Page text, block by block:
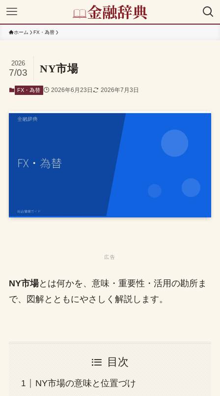
ホーム FX・為替
NY市場
2026
7/03
FX・為替 2026年6月23日 2026年7月3日
NY市場とは何かを、意味・重要性・活用の勘所ま
で、図解とともにやさしく解説します。
目次
NY市場の意味と位置づけ